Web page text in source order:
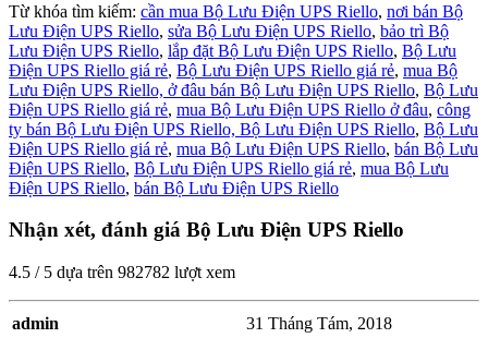
Từ khóa tìm kiếm: cần mua Bộ Lưu Điện UPS Riello, nơi bán Bộ
Lưu Điện UPS Riello, sửa Bộ Lưu Điện UPS Riello, bảo trì Bộ
Lưu Điện UPS Riello, lắp đặt Bộ Lưu Điện UPS Riello, Bộ Lưu
Điện UPS Riello giá rẻ, Bộ Lưu Điện UPS Riello giá rẻ, mua Bộ
Lưu Điện UPS Riello, ở đâu bán Bộ Lưu Điện UPS Riello, Bộ Lưu
Điện UPS Riello giá rẻ, mua Bộ Lưu Điện UPS Riello ở đâu, công
ty bán Bộ Lưu Điện UPS Riello, Bộ Lưu Điện UPS Riello, Bộ Lưu
Điện UPS Riello giá rẻ, mua Bộ Lưu Điện UPS Riello, bán Bộ Lưu
Điện UPS Riello, Bộ Lưu Điện UPS Riello giá rẻ, mua Bộ Lưu
Điện UPS Riello, bán Bộ Lưu Điện UPS Riello
Nhận xét, đánh giá Bộ Lưu Điện UPS Riello
4.5 / 5 dựa trên 982782 lượt xem
admin 31 Tháng Tám, 2018